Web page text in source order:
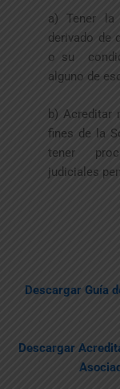
a) Tener la
derivado de
o su
alguno de
b) Acreditar
fines de la
tener
judiciales
Descargar Guía
Descargar